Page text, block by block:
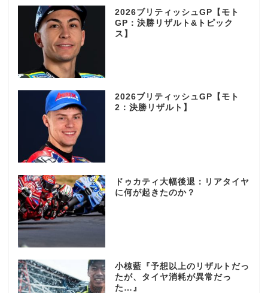
2026ブリティッシュGP【モト
GP：決勝リザルト&トピック
ス】
2026ブリティッシュGP【モト
2：決勝リザルト】
ドゥカティ大幅後退：リアタイヤ
に何が起きたのか？
小椋藍『予想以上のリザルトだっ
たが、タイヤ消耗が異常だっ
た…』